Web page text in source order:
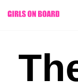
conteúdo